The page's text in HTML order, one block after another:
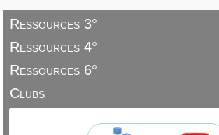
Ressources 3°
Ressources 4°
Ressources 6°
Clubs